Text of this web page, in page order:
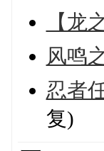
【龙
风鸣
忍者
复)